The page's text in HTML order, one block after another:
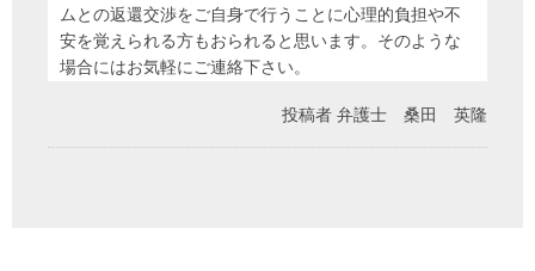
ムとの返還交渉をご自身で行うことに心理的負担や不
安を覚えられる方もおられると思います。そのような
場合にはお気軽にご連絡下さい。
投稿者 弁護士 桑田 英隆